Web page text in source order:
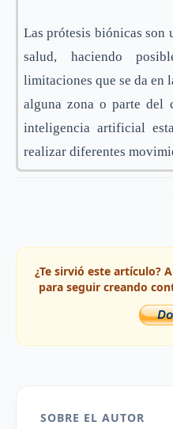
Las prótesis biónicas son
salud, haciendo
limitaciones que se da en
alguna zona o parte del
inteligencia artificial
realizar diferentes
¿Te sirvió este artículo?
para seguir creando
SOBRE EL AUTOR